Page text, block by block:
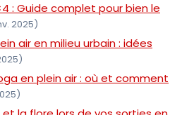
: Guide complet pour bien le
2025)
air en milieu urbain : idées
en plein air : où et comment